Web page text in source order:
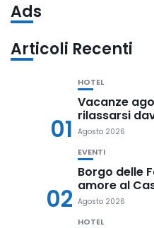
Ads
Articoli Recenti
01
HOTEL
Vacanze
rilassarsi
Agosto 2026
02
EVENTI
Borgo delle
amore al
Agosto 2026
HOTEL